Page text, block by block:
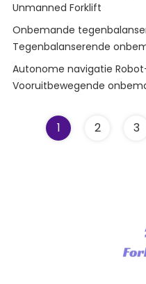
Unmanned Forklift
Onbemande
Tegenbalanserende
Autonome navigatie
Vooruitbewegende
1 2 3